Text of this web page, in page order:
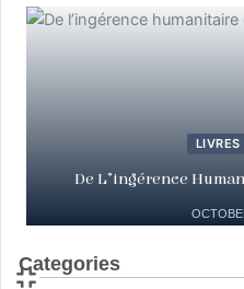
LIVRES
De L’ingérence
Categories